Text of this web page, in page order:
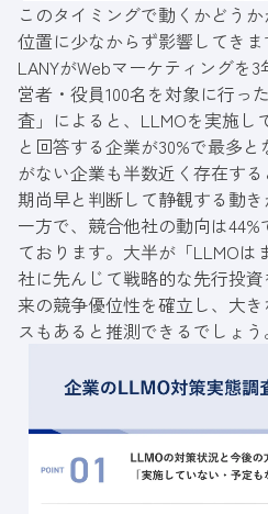
このタイミングで動くかどう
位置に少なからず影響してきま
LANYがWebマーケティングを
営者・役員100名を対象に行った
査」 によると、LLMOを実施
と回答する企業が30%で最多
がない企業も半数近く存在す
期尚早と判断して静観する動き
一方で、競合他社の動向は
ております。大半が「LLMO
社に先んじて戦略的な先行投
来の競争優位性を確立し、大
スもあると推測できるでしょう